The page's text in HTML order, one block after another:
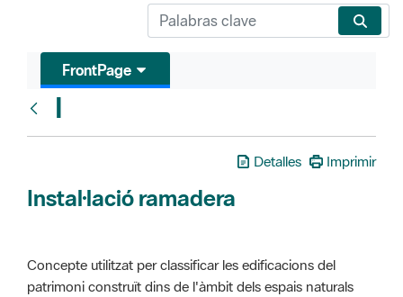
FrontPage
I
Detalles Imprimir
Instal·lació ramadera
Concepte utilitzat per classificar les edificacions del
patrimoni construït dins de l'àmbit dels espais naturals